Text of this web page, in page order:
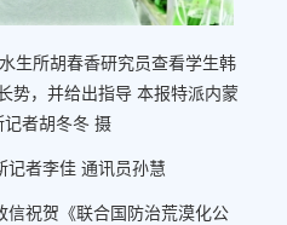
所胡春香研究员查看学生韩
势，并给出指导 本报特派内蒙
记者胡冬冬 摄
者李佳 通讯员孙慧
祝贺《联合国防治荒漠化公